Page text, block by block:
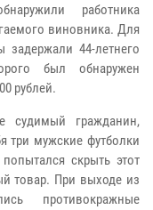
работника
виновника. Для
задержали 44-летнего
был обнаружен
рублей.
судимый гражданин,
три мужские футболки
скрыть этот
товар. При выходе из
противокражные